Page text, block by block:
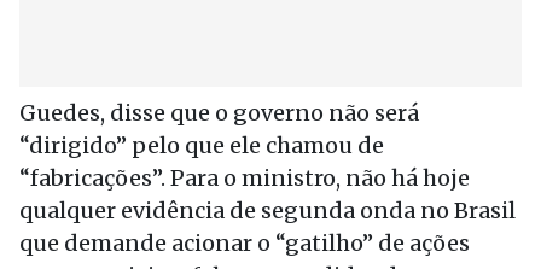
Guedes, disse que o governo não será
“dirigido” pelo que ele chamou de
“fabricações”. Para o ministro, não há hoje
qualquer evidência de segunda onda no Brasil
que demande acionar o “gatilho” de ações